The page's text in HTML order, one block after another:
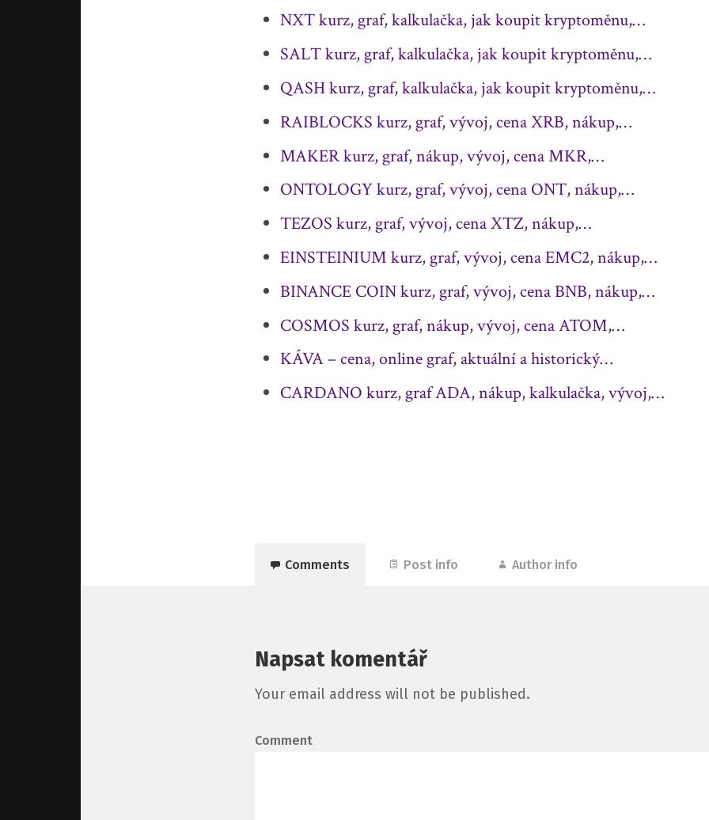
NXT kurz, graf, kalkulačka, jak koupit kryptoměnu,…
SALT kurz, graf, kalkulačka, jak koupit kryptoměnu,…
QASH kurz, graf, kalkulačka, jak koupit kryptoměnu,…
RAIBLOCKS kurz, graf, vývoj, cena XRB, nákup,…
MAKER kurz, graf, nákup, vývoj, cena MKR,…
ONTOLOGY kurz, graf, vývoj, cena ONT, nákup,…
TEZOS kurz, graf, vývoj, cena XTZ, nákup,…
EINSTEINIUM kurz, graf, vývoj, cena EMC2, nákup,…
BINANCE COIN kurz, graf, vývoj, cena BNB, nákup,…
COSMOS kurz, graf, nákup, vývoj, cena ATOM,…
KÁVA – cena, online graf, aktuální a historický…
CARDANO kurz, graf ADA, nákup, kalkulačka, vývoj,…
Comments Post info Author info
Napsat komentář
Your email address will not be published.
Comment